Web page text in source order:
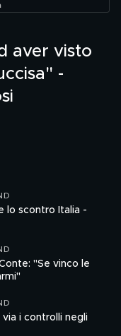
aver visto
-
lo scontro Italia -
"Se vinco le
via i controlli negli